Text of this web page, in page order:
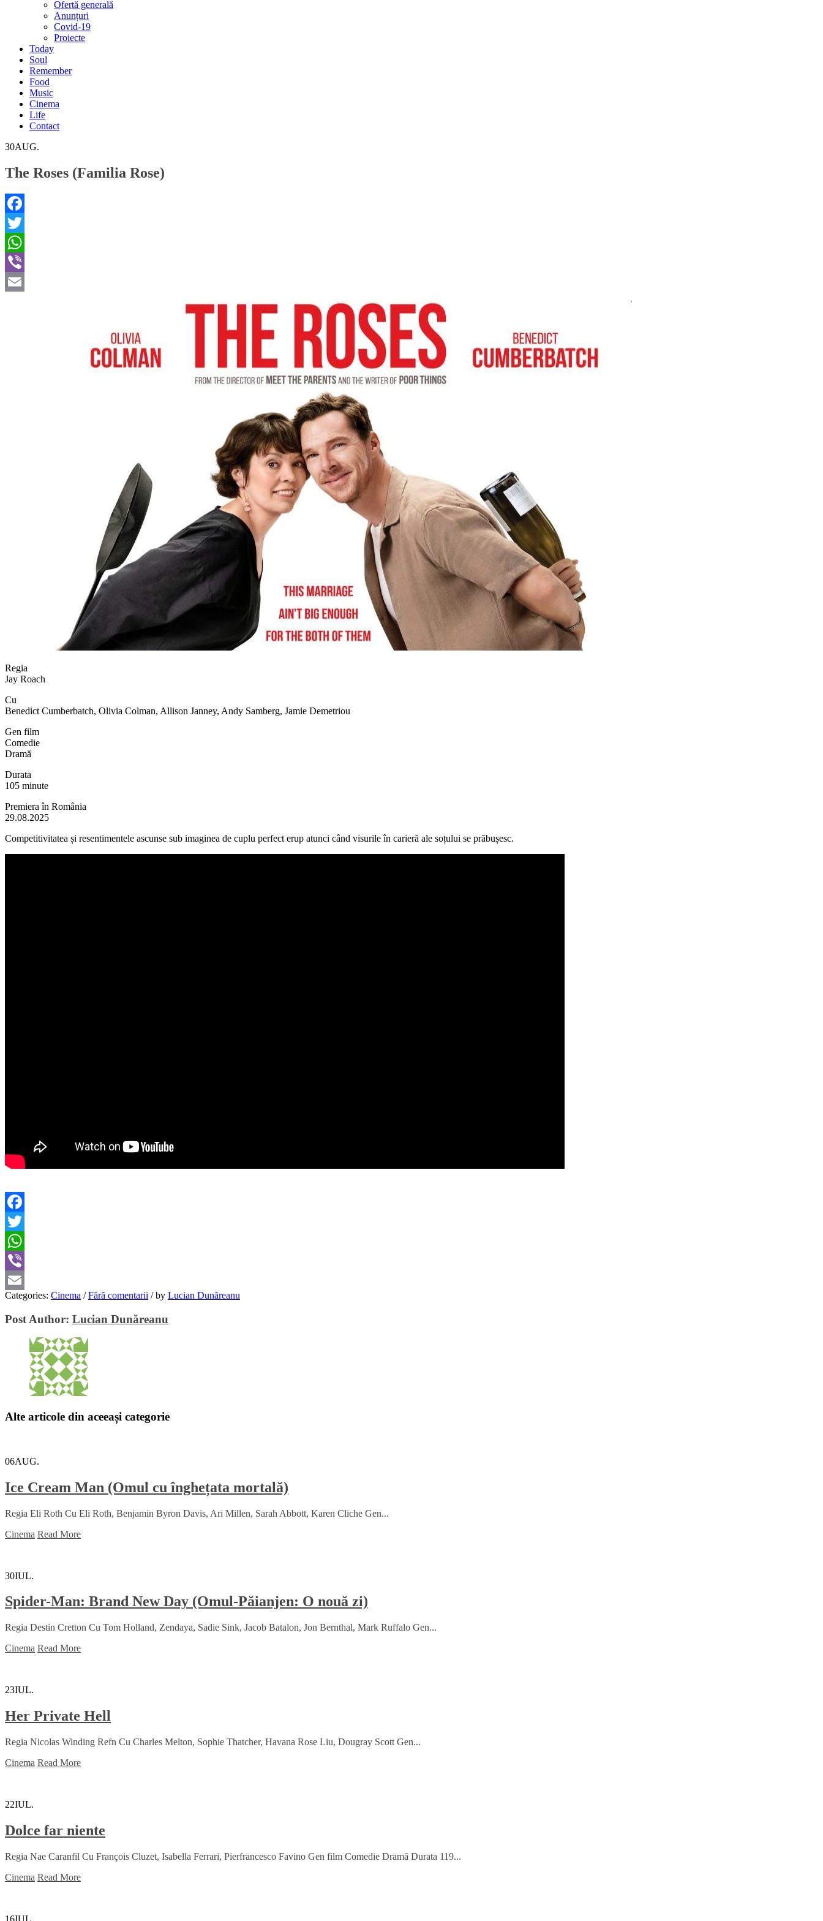
Ofertă generală
Anunțuri
Covid-19
Proiecte
Today
Soul
Remember
Food
Music
Cinema
Life
Contact
30AUG.
The Roses (Familia Rose)
Facebook
Twitter
WhatsApp
Viber
Regia
Jay Roach
Cu
Benedict Cumberbatch, Olivia Colman, Allison Janney, Andy Samberg, Jamie Demetriou
Gen film
Comedie
Dramă
Durata
105 minute
Premiera în România
29.08.2025
Competitivitatea și resentimentele ascunse sub imaginea de cuplu perfect erup atunci când visurile în carieră ale soțului se prăbușesc.
Facebook
Twitter
WhatsApp
Viber
Email
Categories: Cinema / Fără comentarii /by Lucian Dunăreanu
Post Author: Lucian Dunăreanu
Alte articole din aceeași categorie
06AUG.
Ice Cream Man (Omul cu înghețata mortală)
Regia Eli Roth Cu Eli Roth, Benjamin Byron Davis, Ari Millen, Sarah Abbott, Karen Cliche Gen...
Cinema Read More
30IUL.
Spider-Man: Brand New Day (Omul-Păianjen: O nouă zi)
Regia Destin Cretton Cu Tom Holland, Zendaya, Sadie Sink, Jacob Batalon, Jon Bernthal, Mark Ruffalo Gen...
Cinema Read More
23IUL.
Her Private Hell
Regia Nicolas Winding Refn Cu Charles Melton, Sophie Thatcher, Havana Rose Liu, Dougray Scott Gen...
Cinema Read More
22IUL.
Dolce far niente
Regia Nae Caranfil Cu François Cluzet, Isabella Ferrari, Pierfrancesco Favino Gen film Comedie Dramă Durata 119...
Cinema Read More
16IUL.